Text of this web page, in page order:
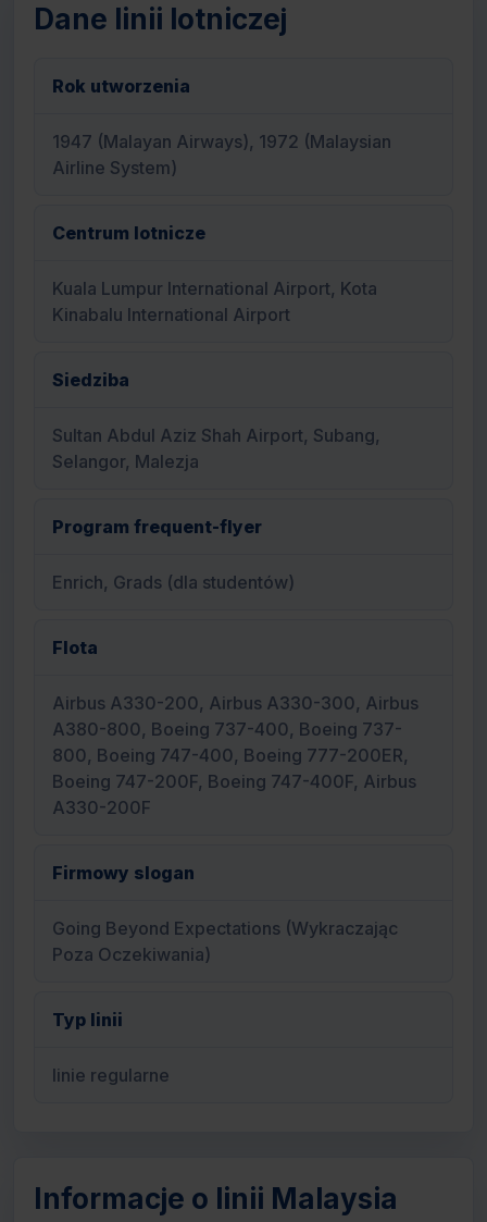
Dane linii lotniczej
Rok utworzenia
1947 (Malayan Airways), 1972 (Malaysian
Airline System)
Centrum lotnicze
Kuala Lumpur International Airport, Kota
Kinabalu International Airport
Siedziba
Sultan Abdul Aziz Shah Airport, Subang,
Selangor, Malezja
Program frequent-flyer
Enrich, Grads (dla studentów)
Flota
Airbus A330-200, Airbus A330-300, Airbus
A380-800, Boeing 737-400, Boeing 737-
800, Boeing 747-400, Boeing 777-200ER,
Boeing 747-200F, Boeing 747-400F, Airbus
A330-200F
Firmowy slogan
Going Beyond Expectations (Wykraczając
Poza Oczekiwania)
Typ linii
linie regularne
Informacje o linii Malaysia